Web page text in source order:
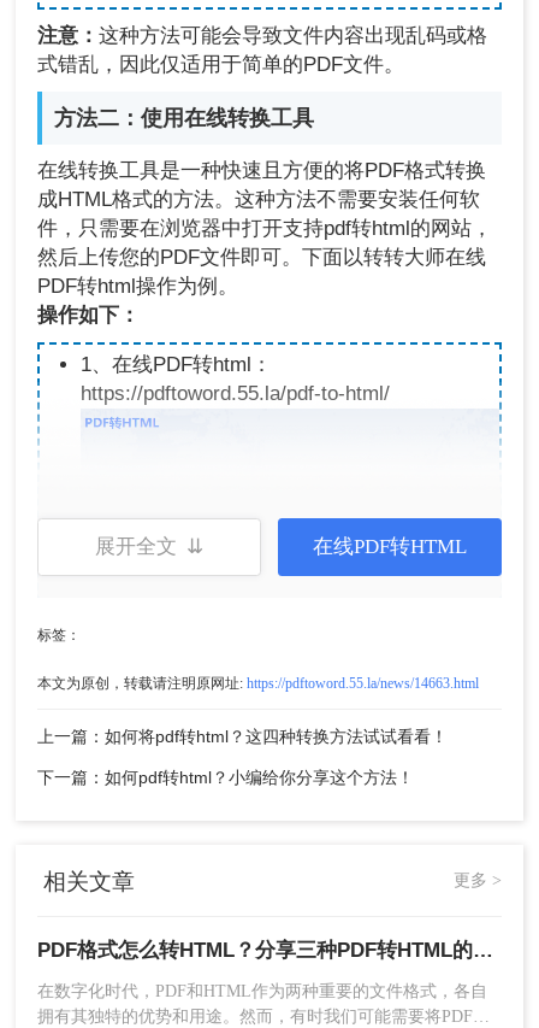
注意：这种方法可能会导致文件内容出现乱码或格
式错乱，因此仅适用于简单的PDF文件。
方法二：使用在线转换工具
在线转换工具是一种快速且方便的将PDF格式转换
成HTML格式的方法。这种方法不需要安装任何软
件，只需要在浏览器中打开支持pdf转html的网站，
然后上传您的PDF文件即可。下面以转转大师在线
PDF转html操作为例。
操作如下：
1、在线PDF转html：
https://pdftoword.55.la/pdf-to-html/
展开全文 ⇊ 在线PDF转HTML
标签：
本文为原创，转载请注明原网址: https://pdftoword.55.la/news/14663.html
上一篇：如何将pdf转html？这四种转换方法试试看看！
下一篇：如何pdf转html？小编给你分享这个方法！
相关文章 更多 >
PDF格式怎么转HTML？分享三种PDF转HTML的方法
在数字化时代，PDF和HTML作为两种重要的文件格式，各自
拥有其独特的优势和用途。然而，有时我们可能需要将PDF文